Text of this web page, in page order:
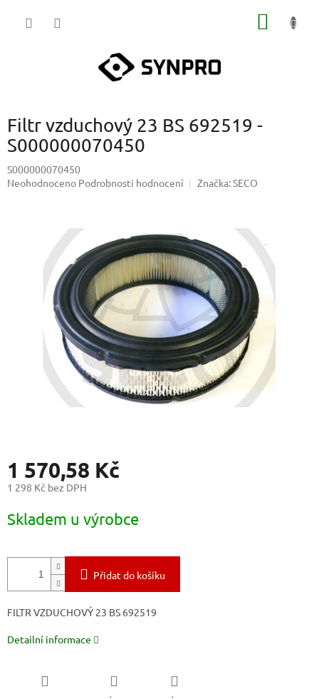
Filtr vzduchový 23 BS 692519 -
S000000070450
S000000070450
Průměrné
hvězdiček.
Neohodnoceno Podrobnosti hodnocení Značka:SECO
1 570,58 Kč
1 298 Kč bez DPH
cena:
Skladem u výrobce
Přidat do košíku
FILTR VZDUCHOVÝ 23 BS 692519
Detailní informace